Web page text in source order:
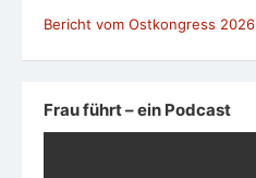
Bericht vom Ostkongress 2026
Frau führt – ein Podcast